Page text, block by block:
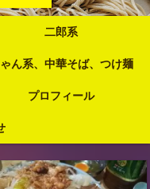
二郎系
ん系、中華そば、つけ麺
プロフィール